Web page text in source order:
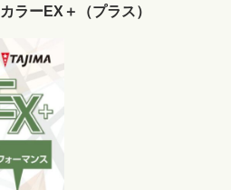
ラーEX＋（プラス）